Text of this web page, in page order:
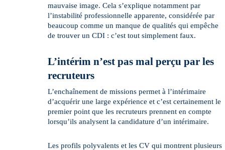
mauvaise image. Cela s’explique notamment par
l’instabilité professionnelle apparente, considérée par
beaucoup comme un manque de qualités qui empêche
de trouver un CDI : c’est tout simplement faux.
L’intérim n’est pas mal perçu par les
recruteurs
L’enchaînement de missions permet à l’intérimaire
d’acquérir une large expérience et c’est certainement le
premier point que les recruteurs prennent en compte
lorsqu’ils analysent la candidature d’un intérimaire.
Les profils polyvalents et les CV qui montrent plusieurs